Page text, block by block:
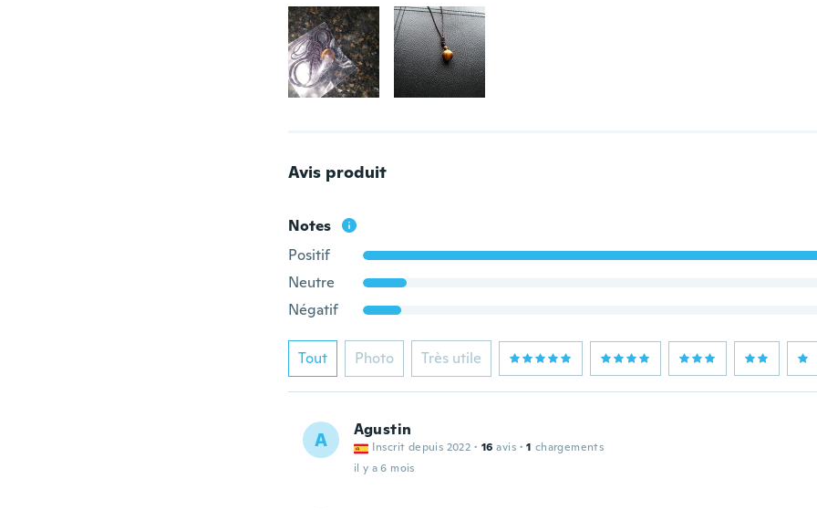
Avis produit
Notes
Positif
Neutre
Négatif
Tout Photo Très utile
A Agustin
Inscrit depuis 2022 · 16 avis · 1 chargements
il y a 6 mois